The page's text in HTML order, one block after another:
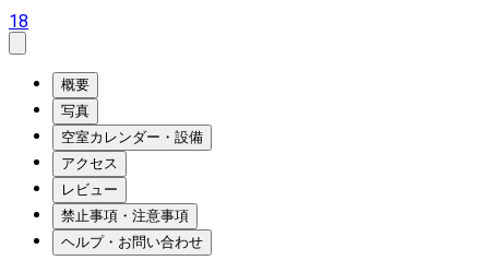
18
概要
写真
空室カレンダー・設備
アクセス
レビュー
禁止事項・注意事項
ヘルプ・お問い合わせ